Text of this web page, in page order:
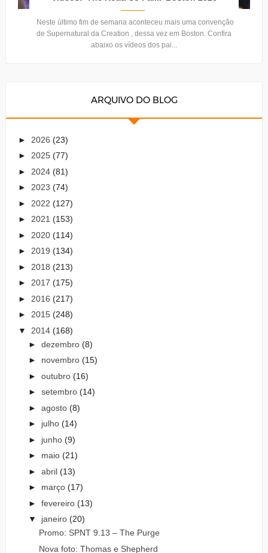
Neste último fim de semana aconteceu mais uma convenção
de Supernatural da Creation , dessa vez em Boston. Confira
abaixo os vídeos dos pai...
ARQUIVO DO BLOG
► 2026 (23)
► 2025 (77)
► 2024 (81)
► 2023 (74)
► 2022 (127)
► 2021 (153)
► 2020 (114)
► 2019 (134)
► 2018 (213)
► 2017 (175)
► 2016 (217)
► 2015 (248)
▼ 2014 (168)
► dezembro (8)
► novembro (15)
► outubro (16)
► setembro (14)
► agosto (8)
► julho (14)
► junho (9)
► maio (21)
► abril (13)
► março (17)
► fevereiro (13)
▼ janeiro (20)
Promo: SPNT 9.13 – The Purge
Nova foto: Thomas e Shepherd